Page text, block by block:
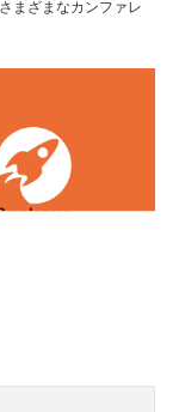
まざまなカンファレ